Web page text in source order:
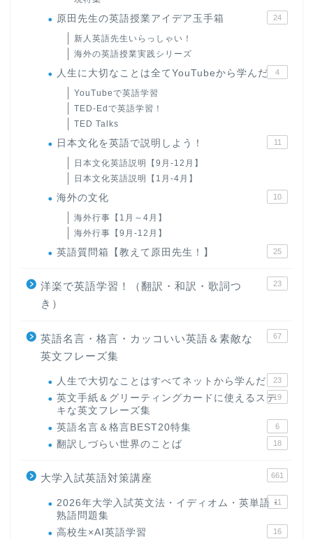
原田先生の英語授業アイデア玉手箱 24
新人英語先生いらっしゃい！
海外の英語授業実践シリーズ
人生に大切なことは全てYouTubeから学んだ 4
YouTubeで英語学習
TED-Edで英語学習！
TED Talks
日本文化を英語で説明しよう！ 11
日本文化英語説明【9月-12月】
日本文化英語説明【1月-4月】
海外の文化 10
海外行事【1月～4月】
海外行事【9月-12月】
英語質問箱【教えて原田先生！】 25
洋楽で英語学習！（翻訳・和訳・歌詞つ
き）
23
英語名言・格言・カッコいい英語＆素敵な
英文フレーズ集
67
人生で大切なことはすべてネットから学んだ 23
英文手紙＆グリーティングカードに使えるステ
キな英文フレーズ集
19
英語名言＆格言BEST20特集 6
翻訳しづらい世界のことば 18
大学入試英語対策講座 661
2026年大学入試英文法・イディオム・英単語・
熟語問題集
11
高校生×AI英語学習 16